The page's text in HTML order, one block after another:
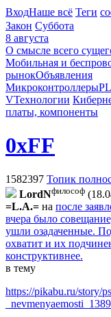
ВходНаше всё Теги
Закон Суббота
8 августа
О смысле всего
Мобильная и
рынокОбъявления
Микроконтроллеры
VТехнологии
платы, компоненты
0xFF
1582397 Топик
LordNфилософ
=L.A.= на после
вчера было
ушли озадаченные.
охватит и их
конструктивнее.
в тему
https://pikabu.ru/story/